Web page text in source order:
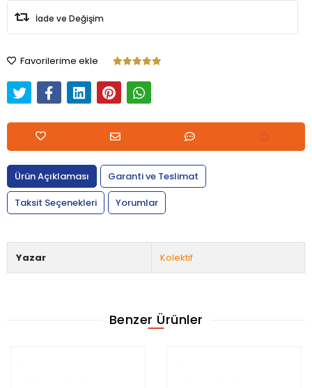
İade ve Değişim
Favorilerime ekle
Ürün Açıklaması
Garanti ve Teslimat
Taksit Seçenekleri
Yorumlar
Yazar Kolektif
Benzer Ürünler